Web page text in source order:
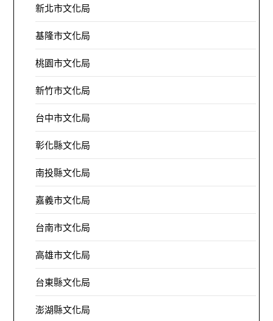
新北市文化局
基隆市文化局
桃園市文化局
新竹市文化局
台中市文化局
彰化縣文化局
南投縣文化局
嘉義市文化局
台南市文化局
高雄市文化局
台東縣文化局
澎湖縣文化局